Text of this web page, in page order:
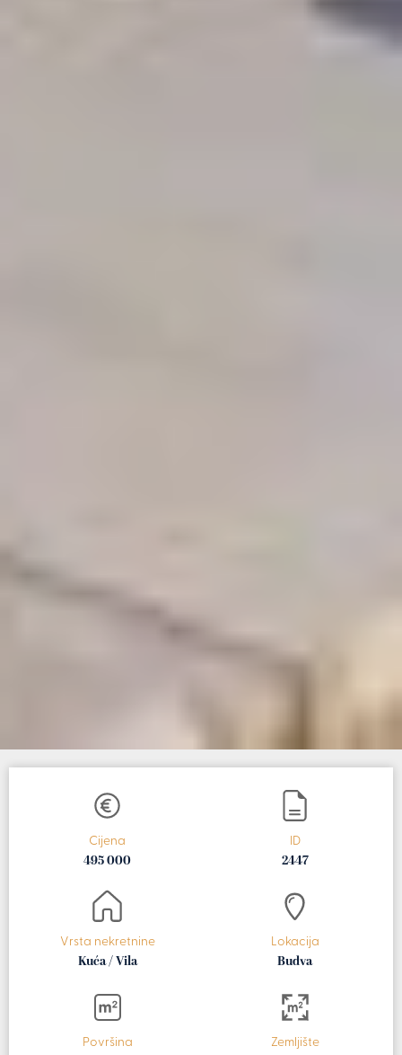
Cijena
495 000
ID
2447
Vrsta nekretnine
Kuća / Vila
Lokacija
Budva
Površina Zemljište